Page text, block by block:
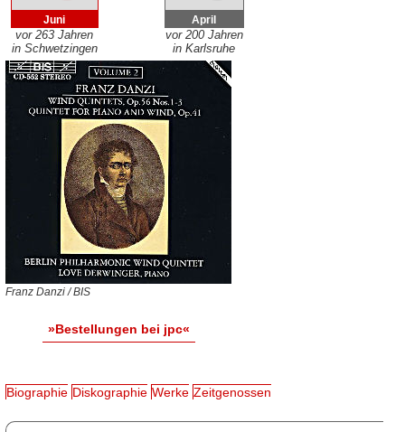
Juni
vor 263 Jahren
in Schwetzingen
April
vor 200 Jahren
in Karlsruhe
Franz Danzi / BIS
»Bestellungen bei jpc«
Biographie Diskographie Werke Zeitgenossen